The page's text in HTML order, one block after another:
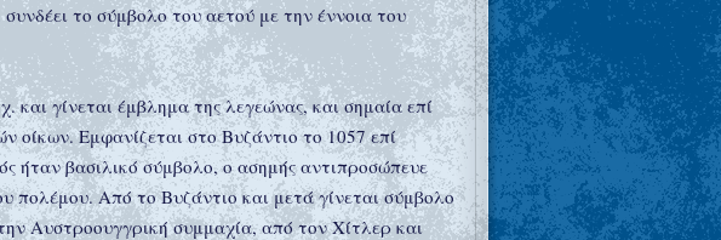
το σύμβολο του αετού με την έννοια του
γίνεται έμβλημα της λεγεώνας, και σημαία επί
Εμφανίζεται στο Βυζάντιο το 1057 επί
ήταν βασιλικό σύμβολο, ο ασημής αντιπροσώπευε
πολέμου. Από το Βυζάντιο και μετά γίνεται σύμβολο
Αυστροουγγρική συμμαχία, από τον Χίτλερ και